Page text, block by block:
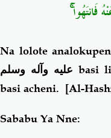
فَانتَهُوا
Na lolote
عليه وآله وسلم basi
basi acheni. [Al-
Sababu Ya Nne: